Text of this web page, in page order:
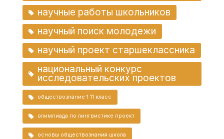
научные работы школьников
научный поиск молодежи
научный проект старшеклассника
национальный конкурс
исследовательских проектов
обществознание 1 11 класс
олимпиада по лингвистике проект
основы обществознания школа